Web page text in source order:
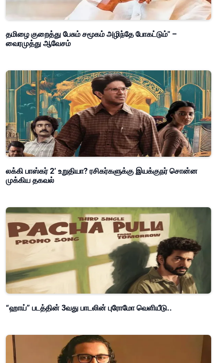
தமிழை குறைத்து பேசும் சமூகம் அழிந்தே போகட்டும்" –
வைரமுத்து ஆவேசம்
லக்கி பாஸ்கர் 2’ உறுதியா? ரசிகர்களுக்கு இயக்குநர் சொன்ன
முக்கிய தகவல்
“ஹாய்” படத்தின் 3வது பாடலின் புரோமோ வெளியீடு..